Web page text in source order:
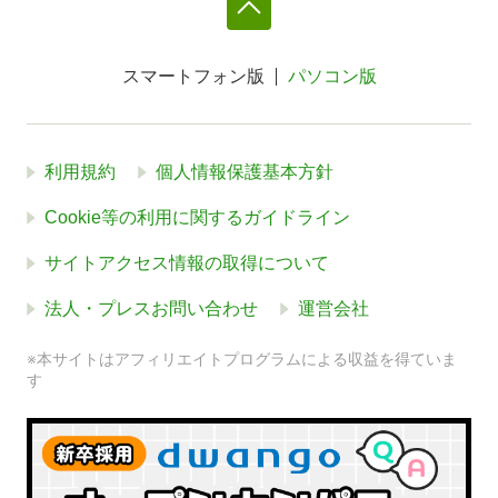
スマートフォン版 パソコン版
利用規約 個人情報保護基本方針
Cookie等の利用に関するガイドライン
サイトアクセス情報の取得について
法人・プレスお問い合わせ 運営会社
※本サイトはアフィリエイトプログラムによる収益を得ていま
す